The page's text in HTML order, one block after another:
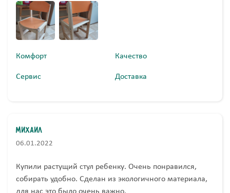
Комфорт Качество
Сервис Доставка
Михаил
06.01.2022
Купили растущий стул ребенку. Очень понравился,
собирать удобно. Сделан из экологичного материала,